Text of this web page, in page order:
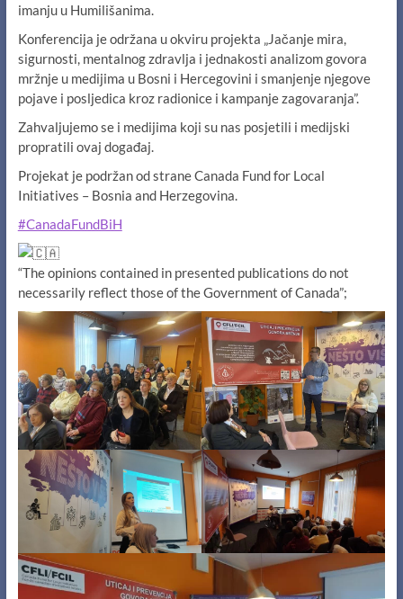
imanju u Humilišanima.
Konferencija je održana u okviru projekta „Jačanje mira,
sigurnosti, mentalnog zdravlja i jednakosti analizom govora
mržnje u medijima u Bosni i Hercegovini i smanjenje njegove
pojave i posljedica kroz radionice i kampanje zagovaranja”.
Zahvaljujemo se i medijima koji su nas posjetili i medijski
propratili ovaj događaj.
Projekat je podržan od strane Canada Fund for Local
Initiatives – Bosnia and Herzegovina.
#CanadaFundBiH
“The opinions contained in presented publications do not
necessarily reflect those of the Government of Canada”;